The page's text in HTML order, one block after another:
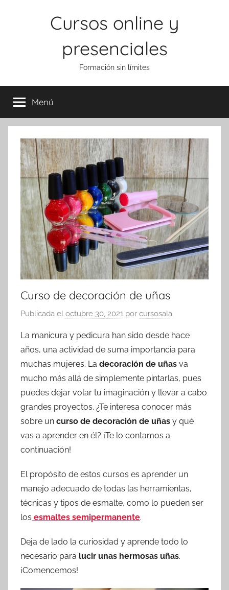
Cursos online y
presenciales
Formación sin límites
Menú
Curso de decoración de uñas
Publicada el octubre 30, 2021 por cursosala
La manicura y pedicura han sido desde hace
años, una actividad de suma importancia para
muchas mujeres. La decoración de uñas va
mucho más allá de simplemente pintarlas, pues
puedes dejar volar tu imaginación y llevar a cabo
grandes proyectos. ¿Te interesa conocer más
sobre un curso de decoración de uñas y qué
vas a aprender en él? ¡Te lo contamos a
continuación!
El propósito de estos cursos es aprender un
manejo adecuado de todas las herramientas,
técnicas y tipos de esmalte, como lo pueden ser
los esmaltes semipermanente.
Deja de lado la curiosidad y aprende todo lo
necesario para lucir unas hermosas uñas.
¡Comencemos!